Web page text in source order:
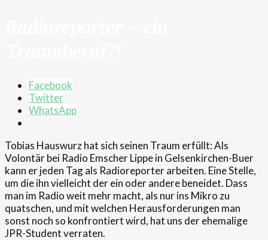
Facebook
Twitter
WhatsApp
Tobias Hauswurz hat sich seinen Traum erfüllt: Als
Volontär bei Radio Emscher Lippe in Gelsenkirchen-Buer
kann er jeden Tag als Radioreporter arbeiten. Eine Stelle,
um die ihn vielleicht der ein oder andere beneidet. Dass
man im Radio weit mehr macht, als nur ins Mikro zu
quatschen, und mit welchen Herausforderungen man
sonst noch so konfrontiert wird, hat uns der ehemalige
JPR-Student verraten.